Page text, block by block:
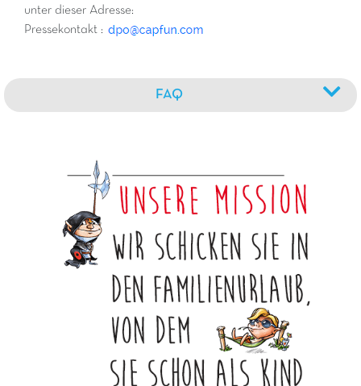
unter dieser Adresse:
Pressekontakt :
FAQ